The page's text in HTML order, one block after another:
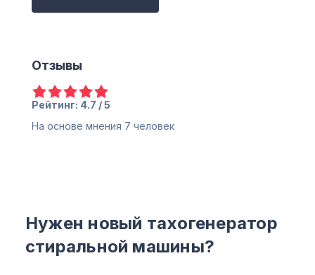
Отзывы
Рейтинг: 4.7 / 5
На основе мнения 7 человек
Нужен новый тахогенератор
стиральной машины?